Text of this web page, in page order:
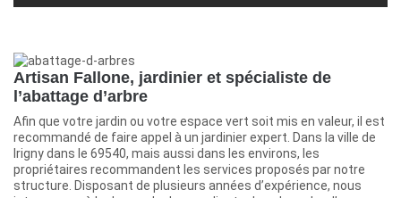
Artisan Fallone, jardinier et spécialiste de
l’abattage d’arbre
Afin que votre jardin ou votre espace vert soit mis en valeur, il est
recommandé de faire appel à un jardinier expert. Dans la ville de
Irigny dans le 69540, mais aussi dans les environs, les
propriétaires recommandent les services proposés par notre
structure. Disposant de plusieurs années d’expérience, nous